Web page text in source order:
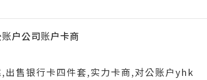
户公司账户卡商
售银行卡四件套,实力卡商,对公账户yhk